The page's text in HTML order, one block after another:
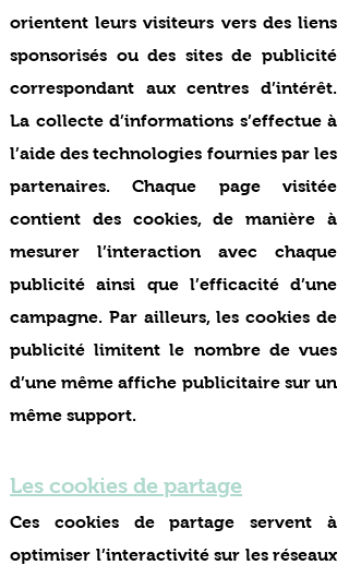
orientent leurs visiteurs vers des liens
sponsorisés ou des sites de publicité
correspondant aux centres d’intérêt.
La collecte d’informations s’effectue à
l’aide des technologies fournies par les
partenaires. Chaque page visitée
contient des cookies, de manière à
mesurer l’interaction avec chaque
publicité ainsi que l’efficacité d’une
campagne. Par ailleurs, les cookies de
publicité limitent le nombre de vues
d’une même affiche publicitaire sur un
même support.
Les cookies de partage
Ces cookies de partage servent à
optimiser l’interactivité sur les réseaux